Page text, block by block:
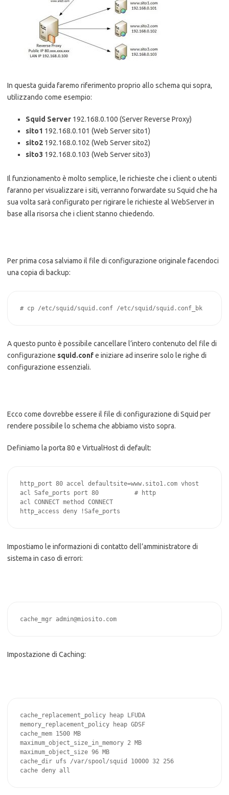
In questa guida faremo riferimento proprio allo schema qui sopra,
utilizzando come esempio:
Squid Server 192.168.0.100 (Server Reverse Proxy)
sito1 192.168.0.101 (Web Server sito1)
sito2 192.168.0.102 (Web Server sito2)
sito3 192.168.0.103 (Web Server sito3)
Il funzionamento è molto semplice, le richieste che i client o utenti
faranno per visualizzare i siti, verranno forwardate su Squid che ha
sua volta sarà configurato per rigirare le richieste al WebServer in
base alla risorsa che i client stanno chiedendo.
Per prima cosa salviamo il file di configurazione originale facendoci
una copia di backup:
# cp /etc/squid/squid.conf /etc/squid/squid.conf_bk
A questo punto è possibile cancellare l’intero contenuto del file di
configurazione squid.confe iniziare ad inserire solo le righe di
configurazione essenziali.
Ecco come dovrebbe essere il file di configurazione di Squid per
rendere possibile lo schema che abbiamo visto sopra.
Definiamo la porta 80 e VirtualHost di default:
http_port 80 accel defaultsite=www.sito1.com vhost
acl Safe_ports port 80          # http
acl CONNECT method CONNECT
http_access deny !Safe_ports
Impostiamo le informazioni di contatto dell’amministratore di
sistema in caso di errori:
cache_mgr admin@miosito.com
Impostazione di Caching:
cache_replacement_policy heap LFUDA
memory_replacement_policy heap GDSF
cache_mem 1500 MB
maximum_object_size_in_memory 2 MB
maximum_object_size 96 MB
cache_dir ufs /var/spool/squid 10000 32 256
cache deny all